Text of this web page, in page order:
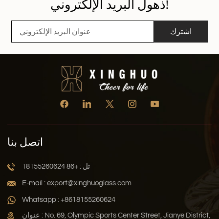
ذهول البريد الإلكتروني!
اشترك
اتصل بنا
تل : +86 18155260624
E-mail : export@xinghuoglass.com
Whatsapp : +8618155260624
عنوان : No. 69, Olympic Sports Center Street, Jianye District,